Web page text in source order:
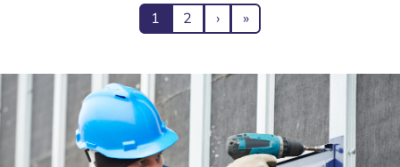
Нумерация страницТекущая страница
1 Page
2 Следующая страница
› Последняя страница
»